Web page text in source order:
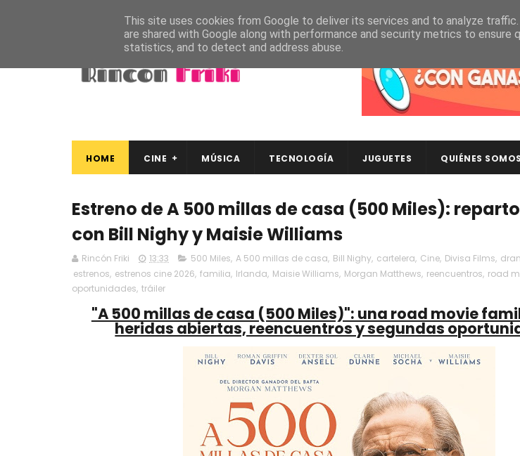
HOME CINE MÚSICA TECNOLOGÍA JUGUETES QUIÉNES SOMOS
Estreno de A 500 millas de casa (500 Miles):
con Bill Nighy y Maisie Williams
Rincón Friki 13:33 500 Miles, A 500 millas de casa, Bill Nighy, cartelera, Cine, Divisa Films,
estrenos, estrenos cine 2026, familia, Irlanda, Maisie Williams, Morgan Matthews, reencuentros, road
oportunidades, tráiler
"A 500 millas de casa (500 Miles)": una road movie
heridas abiertas, reencuentros y segundas
This site uses cookies from Google to deliver its services and to analyze
are shared with Google along with performance and security metrics to ensure
statistics, and to detect and address abuse.